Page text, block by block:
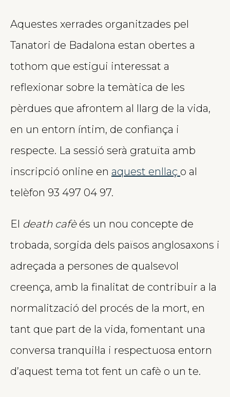
Aquestes xerrades organitzades pel
Tanatori de Badalona estan obertes a
tothom que estigui interessat a
reflexionar sobre la temàtica de les
pèrdues que afrontem al llarg de la vida,
en un entorn íntim, de confiança i
respecte. La sessió serà gratuïta amb
inscripció online en aquest enllaç o al
telèfon 93 497 04 97.
El death cafè és un nou concepte de
trobada, sorgida dels països anglosaxons i
adreçada a persones de qualsevol
creença, amb la finalitat de contribuir a la
normalització del procés de la mort, en
tant que part de la vida, fomentant una
conversa tranquil·la i respectuosa entorn
d’aquest tema tot fent un cafè o un te.